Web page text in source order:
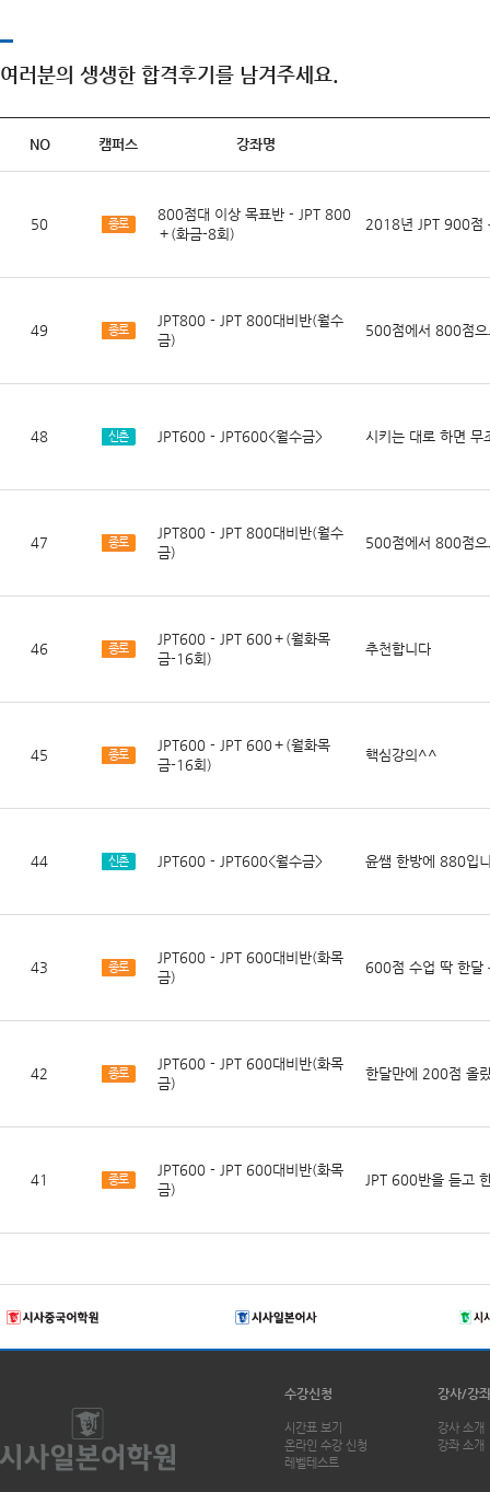
여러분의 생생한 합격후기를 남겨주세요.
NO 캠퍼스 강좌명
50 종로
800점대 이상 목표반 - JPT 800
＋(화금-8회)
2018년 JPT 900점
49 종로
JPT800 - JPT 800대비반(월수
금)
500점에서 800점
48 신촌 JPT600 - JPT600<월수금> 시키는 대로 하면 무
47 종로
JPT800 - JPT 800대비반(월수
금)
500점에서 800점
46 종로
JPT600 - JPT 600＋(월화목
금-16회)
추천합니다
45 종로
JPT600 - JPT 600＋(월화목
금-16회)
핵심강의^^
44 신촌 JPT600 - JPT600<월수금> 윤쌤 한방에 880입
43 종로
JPT600 - JPT 600대비반(화목
금)
600점 수업 딱 한
42 종로
JPT600 - JPT 600대비반(화목
금)
한달만에 200점 올
41 종로
JPT600 - JPT 600대비반(화목
금)
JPT 600반을 듣고
수강신청
시간표 보기
온라인 수강 신청
레벨테스트
강사/강좌
강사 소개
강좌 소개